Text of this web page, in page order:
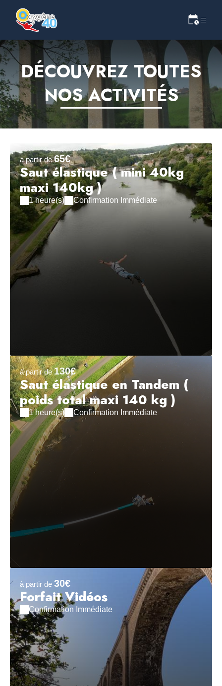
DÉCOUVREZ TOUTES
NOS ACTIVITÉS
à partir de 65€
Saut élastique ( mini 40kg
maxi 140kg )
1 heure(s) Confirmation Immédiate
à partir de 130€
Saut élastique en Tandem (
poids total maxi 140 kg )
1 heure(s) Confirmation Immédiate
à partir de 30€
Forfait Vidéos
Confirmation Immédiate